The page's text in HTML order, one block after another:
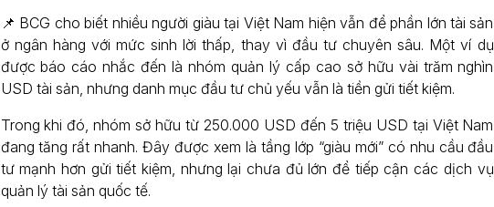
📌 BCG cho biết nhiều người giàu tại Việt Nam hiện vẫn để phần lớn tài sản
ở ngân hàng với mức sinh lời thấp, thay vì đầu tư chuyên sâu. Một ví dụ
được báo cáo nhắc đến là nhóm quản lý cấp cao sở hữu vài trăm nghìn
USD tài sản, nhưng danh mục đầu tư chủ yếu vẫn là tiền gửi tiết kiệm.
Trong khi đó, nhóm sở hữu từ 250.000 USD đến 5 triệu USD tại Việt Nam
đang tăng rất nhanh. Đây được xem là tầng lớp “giàu mới” có nhu cầu đầu
tư mạnh hơn gửi tiết kiệm, nhưng lại chưa đủ lớn để tiếp cận các dịch vụ
quản lý tài sản quốc tế.